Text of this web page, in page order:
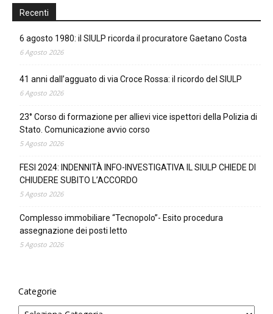
Recenti
6 agosto 1980: il SIULP ricorda il procuratore Gaetano Costa
6 Agosto 2026
41 anni dall’agguato di via Croce Rossa: il ricordo del SIULP
6 Agosto 2026
23° Corso di formazione per allievi vice ispettori della Polizia di
Stato. Comunicazione avvio corso
5 Agosto 2026
FESI 2024: INDENNITÀ INFO-INVESTIGATIVA IL SIULP CHIEDE DI
CHIUDERE SUBITO L’ACCORDO
5 Agosto 2026
Complesso immobiliare “Tecnopolo”- Esito procedura
assegnazione dei posti letto
5 Agosto 2026
Categorie